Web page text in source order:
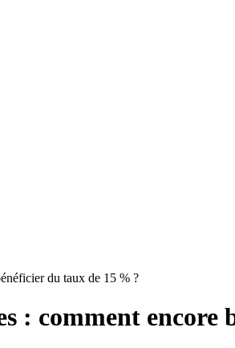
du taux de 15 % ?
: comment